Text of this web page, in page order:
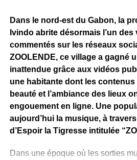
Dans le nord-est du Gabon, la
Ivindo abrite désormais l’un
commentés sur les réseaux
ZOOLENDE, ce village a gagné
inattendue grâce aux vidéos
une habitante dont les contenus
beauté et l’ambiance des lieux
engouement en ligne. Une
aujourd’hui la musique, à
d’Espoir la Tigresse intitulée
Dans une époque où les sorties